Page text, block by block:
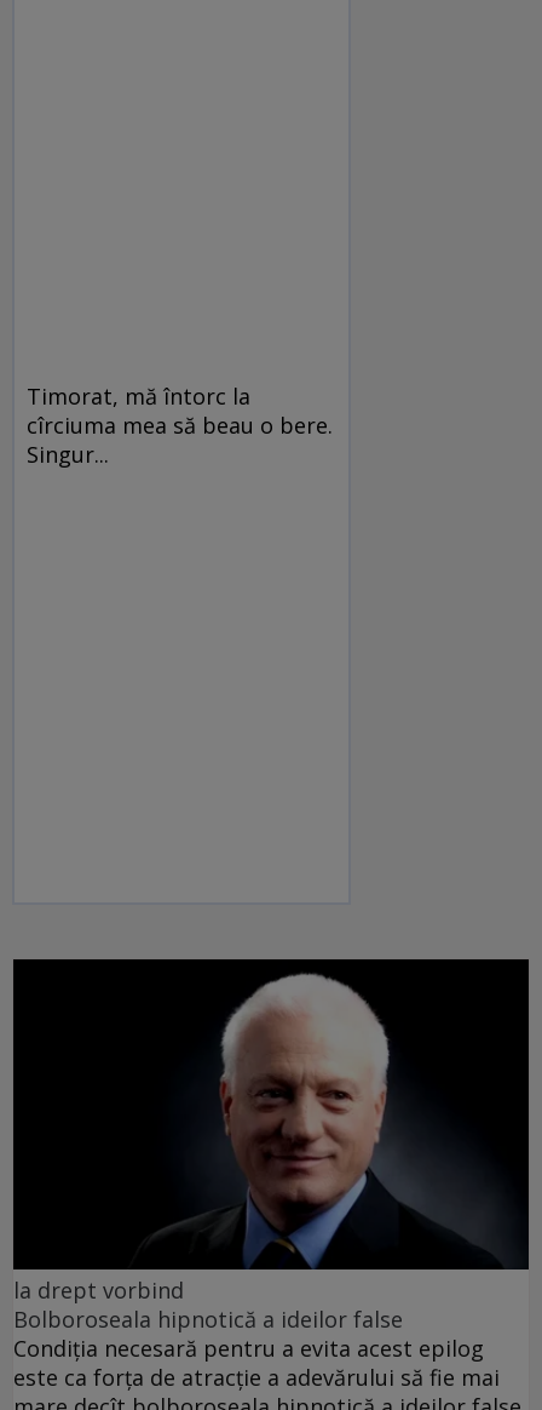
Timorat, mă întorc la
cîrciuma mea să beau o bere.
Singur...
la drept vorbind
Bolboroseala hipnotică a ideilor false
Condiția necesară pentru a evita acest epilog
este ca forța de atracție a adevărului să fie mai